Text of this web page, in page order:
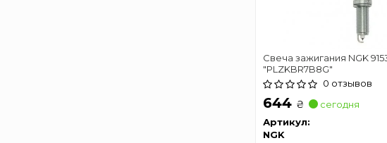
Свеча зажигания NGK
"PLZKBR7B8G"
0 отзывов
644 ₴
сегодня
Артикул:
NGK